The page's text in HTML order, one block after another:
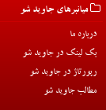
میانبرهای جاوید شو
درباره ما
بک لینک در جاوید شو
رپورتاژ در جاوید شو
مطالب جاوید شو